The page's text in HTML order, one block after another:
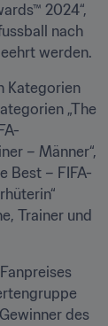
2024“,
nach
werden.
Kategorien
„The
– Männer“,
Best – FIFA-
Trainer und
des